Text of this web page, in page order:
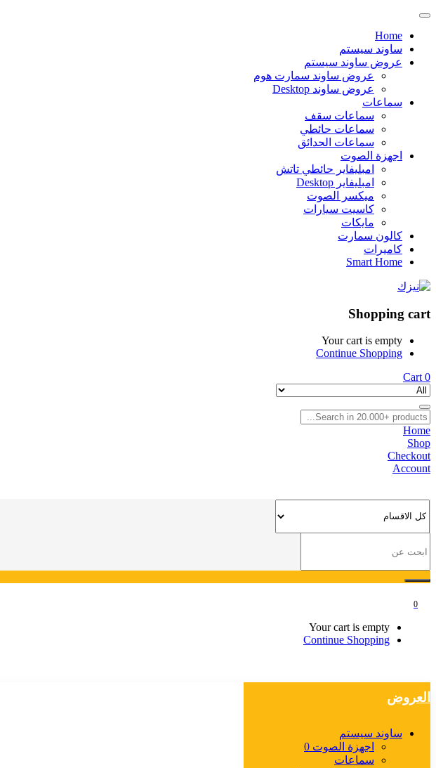
Home
ساوند سيستم
عروض ساوند سيستم
عروض ساوند سمارت هوم
عروض ساوند Desktop
سماعات
سماعات سقف
سماعات حائطي
سماعات الحدائق
اجهزة الصوت
امبليفاير حائطي تاتش
امبليفاير Desktop
ميكسر الصوت
كاسيت سيارات
مايكات
كالون سمارت
كاميرات
Smart Home
Shopping cart
Your cart is empty
Continue Shopping
0
Cart
Home
Shop
Checkout
Account
0
Your cart is empty
Continue Shopping
العروض
ساوند سيستم
اجهزة الصوت 0
سماعات